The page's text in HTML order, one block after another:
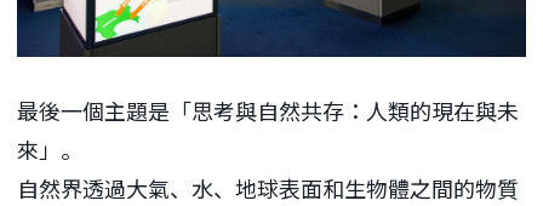
最後一個主題是「思考與自然共存：人類的現在與未
來」。
自然界透過大氣、水、地球表面和生物體之間的物質